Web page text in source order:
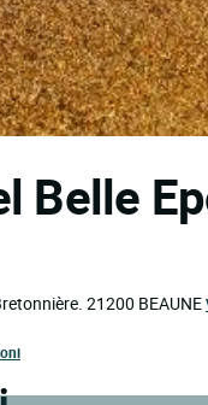
Belle
21200 BEAUNE